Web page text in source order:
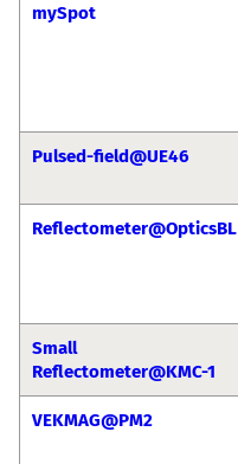
mySpot
Pulsed-field@UE46
Reflectometer@OpticsBL
Small
Reflectometer@KMC-1
VEKMAG@PM2